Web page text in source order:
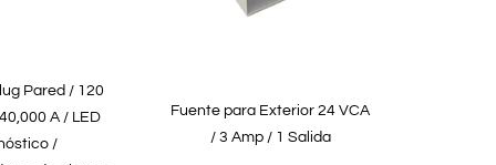
Pared / 120
A / LED
/
Fuente para Exterior 24 VCA
/ 3 Amp / 1 Salida